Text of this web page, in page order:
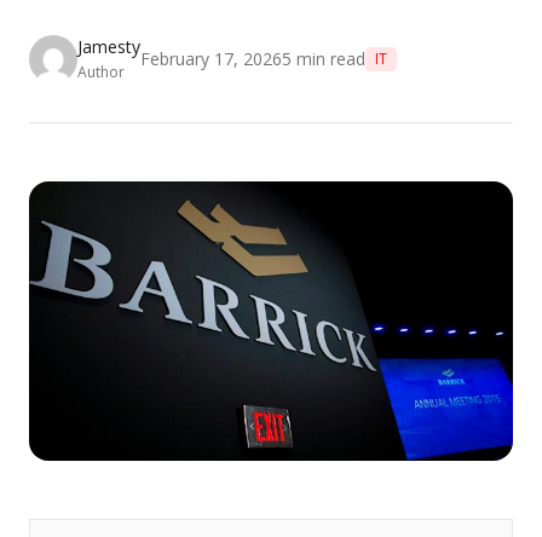
Jamesty
Author
February 17, 20265 min read IT